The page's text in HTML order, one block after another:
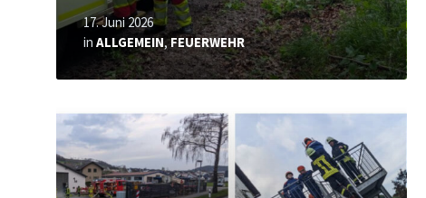
17. Juni 2026
in ALLGEMEIN,FEUERWEHR
Mehr
erfahren